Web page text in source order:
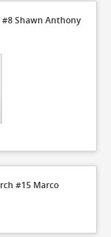
Shawn Anthony
#15 Marco